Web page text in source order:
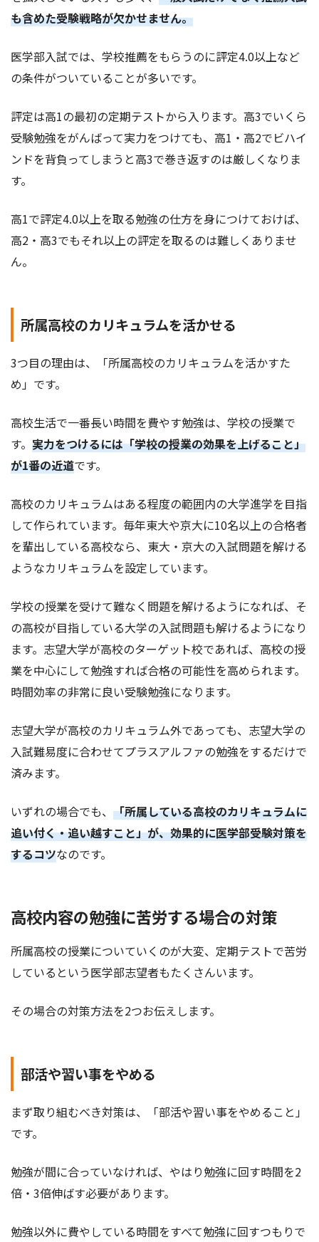
も含めた受験戦略が欠かせません。
医学部入試では、学校推薦をもらうのに評定4.0以上など
の条件がついていることが多いです。
評定は高1の最初の定期テストから入ります。高3でいくら
受験勉強をがんばって実力をつけても、高1・高2でビハイ
ンドを背負ってしまうと高3で巻き返すのは厳しくなりま
す。
高1で評定4.0以上を取る勉強の仕方を身につけておけば、
高2・高3でもそれ以上の評定を取るのは難しくありませ
ん。
所属高校のカリキュラムを活かせる
3つ目の理由は、「所属高校のカリキュラムを活かすた
め」です。
高校生活で一番長い時間を費やす勉強は、学校の授業で
す。 実力をつけるには「学校の授業の効果を上げること」
が1番の近道です。
高校のカリキュラムはある程度の範囲内の大学進学を目指
して作られています。毎年東大や京大に10名以上の合格者
を輩出している高校なら、東大・京大の入試問題を解ける
ようなカリキュラムを設定しています。
学校の授業を受けて難なく問題を解けるようになれば、そ
の高校が目指している大学の入試問題も解けるようになり
ます。志望大学が高校のターゲット校であれば、高校の授
業を中心にして勉強すれば合格の可能性を高められます。
時間効率の非常に良い受験勉強になります。
志望大学が高校のカリキュラム外であっても、志望大学の
入試難易度に合わせてプラスアルファの勉強をするだけで
済みます。
いずれの場合でも、 「所属している高校のカリキュラムに
追い付く・追い越すこと」が、効果的に医学部受験対策を
するコツなのです。
高校内容の勉強に苦労する場合の対策
所属高校の授業についていくのが大変、定期テストで苦労
しているという医学部志望者もたくさんいます。
その場合の対策方法を2つお伝えします。
部活や習い事をやめる
まず取り組むべき対策は、「部活や習い事をやめること」
です。
勉強が間に合っていなければ、やはり勉強に回す時間を2
倍・3倍伸ばす必要があります。
勉強以外に費やしている時間をすべて勉強に回すつもりで